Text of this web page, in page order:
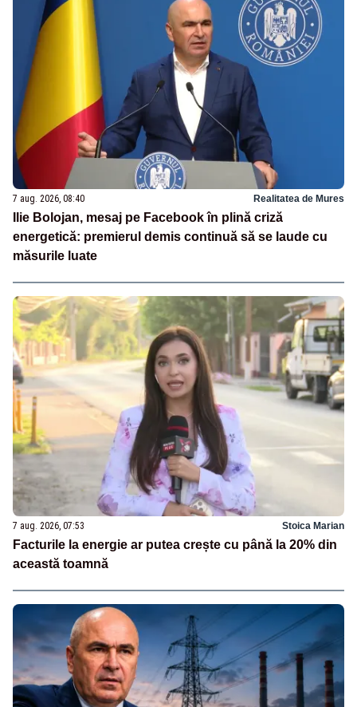
7 aug. 2026, 08:40 Realitatea de Mures
Ilie Bolojan, mesaj pe Facebook în plină criză
energetică: premierul demis continuă să se laude cu
măsurile luate
7 aug. 2026, 07:53 Stoica Marian
Facturile la energie ar putea crește cu până la 20% din
această toamnă